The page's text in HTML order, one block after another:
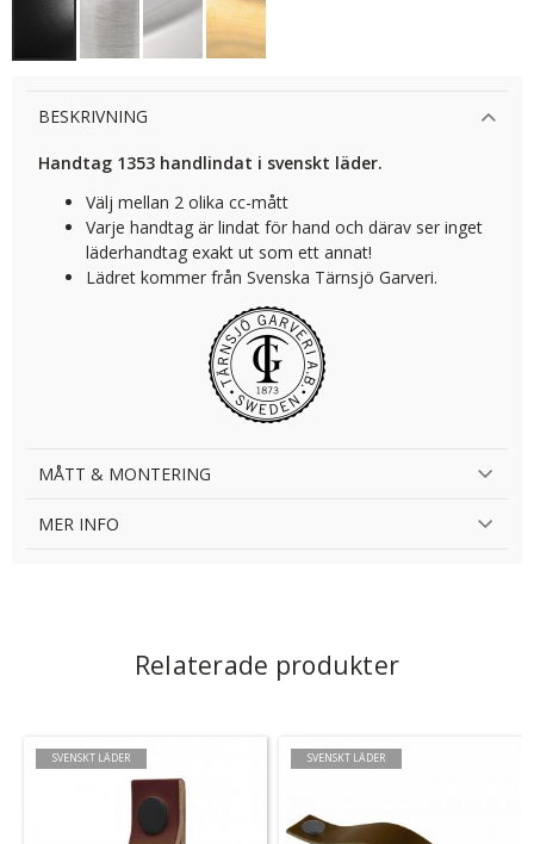
BESKRIVNING
Handtag 1353 handlindat i svenskt läder.
Välj mellan 2 olika cc-mått
Varje handtag är lindat för hand och därav ser inget
läderhandtag exakt ut som ett annat!
Lädret kommer från Svenska Tärnsjö Garveri.
MÅTT & MONTERING
MER INFO
Relaterade produkter
SVENSKT LÄDER SVENSKT LÄDER